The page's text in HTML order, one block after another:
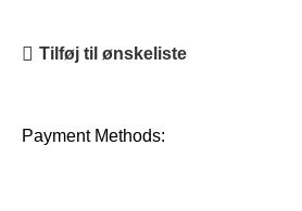
Tilføj til ønskeliste
Payment Methods: